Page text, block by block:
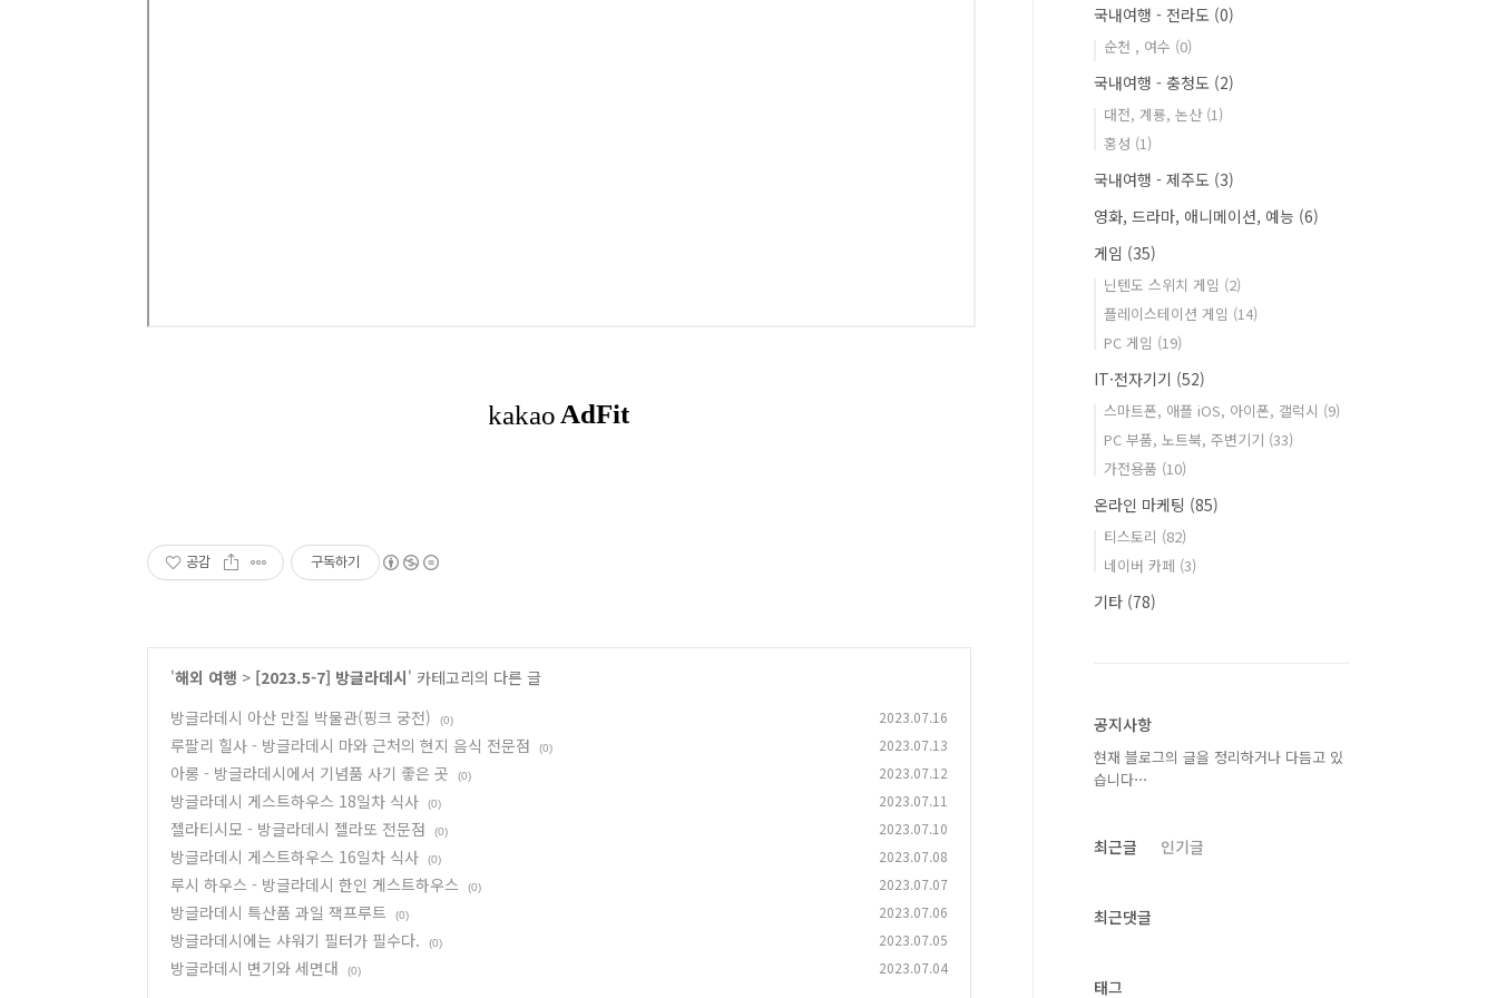
공감 구독하기
'해외 여행 > [2023.5-7] 방글라데시' 카테고리의 다른 글
방글라데시 아산 만질 박물관(핑크 궁전)
(0) 2023.07.16
루팔리 힐사 - 방글라데시 마와 근처의 현지 음식 전문점 (0) 2023.07.13
아롱 - 방글라데시에서 기념품 사기 좋은 곳 (0) 2023.07.12
방글라데시 게스트하우스 18일차 식사 (0) 2023.07.11
젤라티시모 - 방글라데시 젤라또 전문점 (0) 2023.07.10
방글라데시 게스트하우스 16일차 식사 (0) 2023.07.08
루시 하우스 - 방글라데시 한인 게스트하우스 (0) 2023.07.07
방글라데시 특산품 과일 잭프루트 (0) 2023.07.06
방글라데시에는 샤워기 필터가 필수다. (0) 2023.07.05
방글라데시 변기와 세면대 (0) 2023.07.04
국내여행 - 전라도 (0)
순천 , 여수 (0)
국내여행 - 충청도 (2)
대전, 계룡, 논산 (1)
홍성 (1)
국내여행 - 제주도 (3)
영화, 드라마, 애니메이션, 예능 (6)
게임 (35)
닌텐도 스위치 게임 (2)
플레이스테이션 게임 (14)
PC 게임 (19)
IT·전자기기 (52)
스마트폰, 애플 iOS, 아이폰, 갤럭시 (9)
PC 부품, 노트북, 주변기기 (33)
가전용품 (10)
온라인 마케팅 (85)
티스토리 (82)
네이버 카페 (3)
기타 (78)
공지사항
현재 블로그의 글을 정리하거나 다듬고 있
습니다⋯
최근글 인기글
최근댓글
태그